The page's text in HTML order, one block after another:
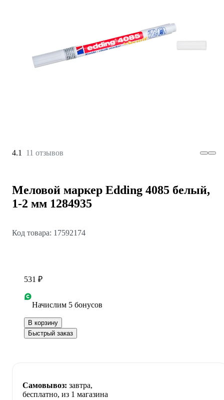
4.1 11 отзывов
Меловой маркер Edding 4085 белый,
1-2 мм 1284935
Код товара: 17592174
531 ₽
Начислим 5 бонусов
В корзину
Быстрый заказ
Самовывоз: завтра,
бесплатно, из 1 магазина